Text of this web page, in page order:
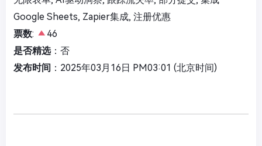
Google Sheets, Zapier集成, 注册优惠
票数:
46
是否精选：否
发布时间 ：2025年03月16日 PM03:01 (北京时间)